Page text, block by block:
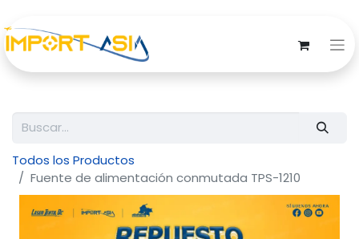
Todos los Productos
Fuente de alimentación conmutada TPS-1210